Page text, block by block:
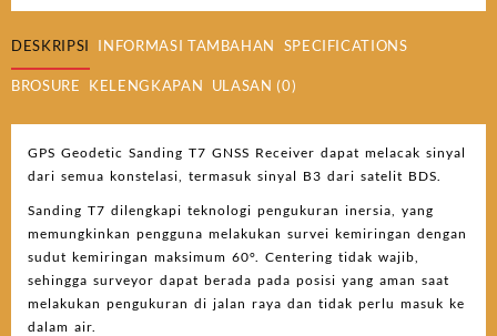
DESKRIPSI INFORMASI TAMBAHAN SPECIFICATIONS
BROSURE KELENGKAPAN ULASAN (0)
GPS Geodetic Sanding T7 GNSS Receiver dapat melacak sinyal
dari semua konstelasi, termasuk sinyal B3 dari satelit BDS.
Sanding T7 dilengkapi teknologi pengukuran inersia, yang
memungkinkan pengguna melakukan survei kemiringan dengan
sudut kemiringan maksimum 60°. Centering tidak wajib,
sehingga surveyor dapat berada pada posisi yang aman saat
melakukan pengukuran di jalan raya dan tidak perlu masuk ke
dalam air.